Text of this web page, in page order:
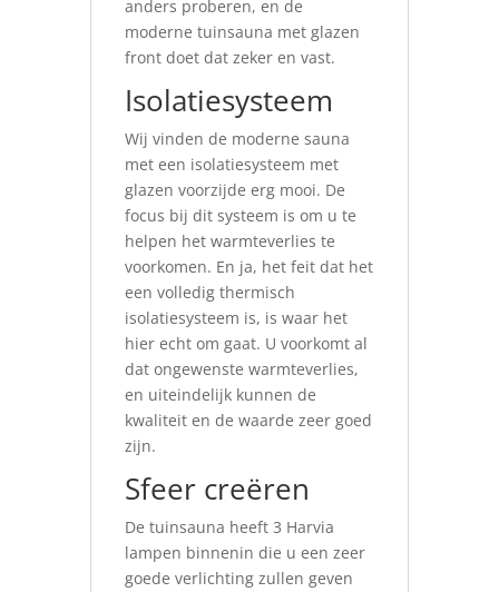
anders proberen, en de
moderne tuinsauna met glazen
front doet dat zeker en vast.
Isolatiesysteem
Wij vinden de moderne sauna
met een isolatiesysteem met
glazen voorzijde erg mooi. De
focus bij dit systeem is om u te
helpen het warmteverlies te
voorkomen. En ja, het feit dat het
een volledig thermisch
isolatiesysteem is, is waar het
hier echt om gaat. U voorkomt al
dat ongewenste warmteverlies,
en uiteindelijk kunnen de
kwaliteit en de waarde zeer goed
zijn.
Sfeer creëren
De tuinsauna heeft 3 Harvia
lampen binnenin die u een zeer
goede verlichting zullen geven